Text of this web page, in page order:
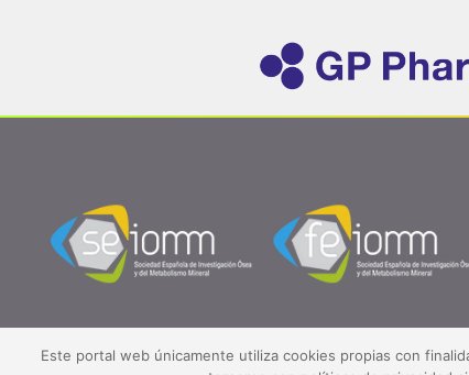
Este portal web únicamente utiliza cookies propias con